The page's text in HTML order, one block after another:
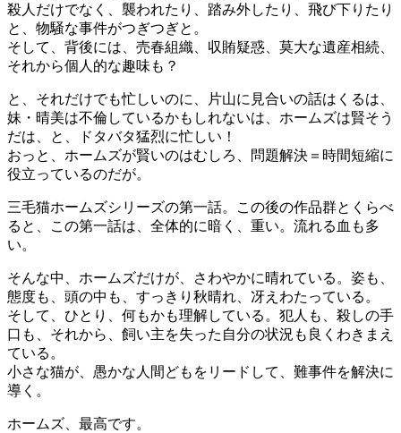
殺人だけでなく、襲われたり、踏み外したり、飛び下りたり
と、物騒な事件がつぎつぎと。
そして、背後には、売春組織、収賄疑惑、莫大な遺産相続、
それから個人的な趣味も？
と、それだけでも忙しいのに、片山に見合いの話はくるは、
妹・晴美は不倫しているかもしれないは、ホームズは賢そう
だは、と、ドタバタ猛烈に忙しい！
おっと、ホームズが賢いのはむしろ、問題解決＝時間短縮に
役立っているのだが。
三毛猫ホームズシリーズの第一話。この後の作品群とくらべ
ると、この第一話は、全体的に暗く、重い。流れる血も多
い。
そんな中、ホームズだけが、さわやかに晴れている。姿も、
態度も、頭の中も、すっきり秋晴れ、冴えわたっている。
そして、ひとり、何もかも理解している。犯人も、殺しの手
口も、それから、飼い主を失った自分の状況も良くわきまえ
ている。
小さな猫が、愚かな人間どもをリードして、難事件を解決に
導く。
ホームズ、最高です。